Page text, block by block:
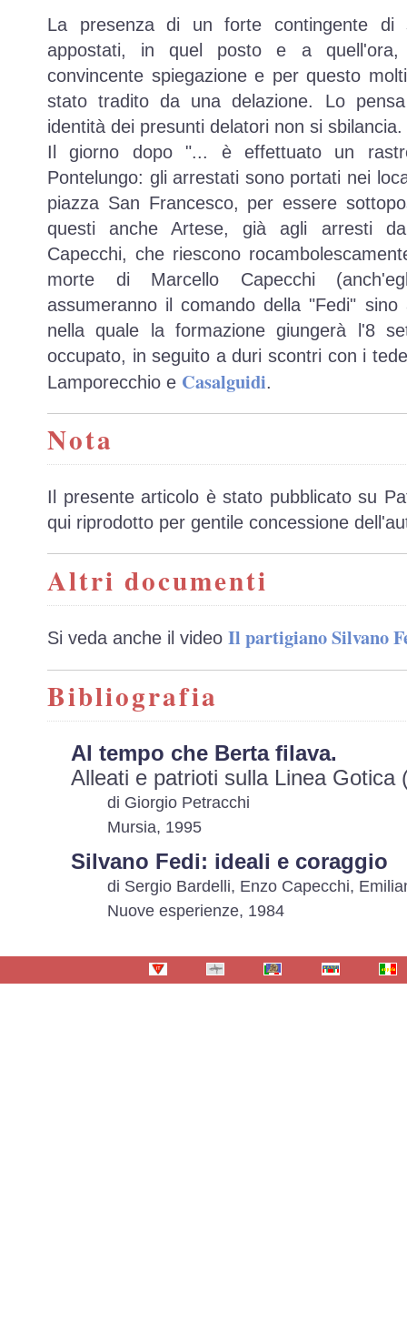
La presenza di un forte contingente di
appostati, in quel posto e a
convincente spiegazione e per questo
stato tradito da una delazione. Lo
identità dei presunti delatori non si sbilancia.
Il giorno dopo ... è effettuato un
Pontelungo: gli arrestati sono portati nei
piazza San Francesco, per essere
questi anche Artese, già agli arresti
Capecchi, che riescono
morte di Marcello Capecchi
assumeranno il comando della "Fedi"
nella quale la formazione giungerà l'8
occupato, in seguito a duri scontri con i
Lamporecchio e Casalguidi.
Nota
Il presente articolo è stato pubblicato su
qui riprodotto per gentile concessione
Altri documenti
Si veda anche il video Il partigiano Silvano
Bibliografia
Al tempo che Berta filava.
Alleati e patrioti sulla Linea Gotica
di Giorgio Petracchi
Mursia, 1995
Silvano Fedi: ideali e coraggio
di Sergio Bardelli, Enzo Capecchi,
Nuove esperienze, 1984